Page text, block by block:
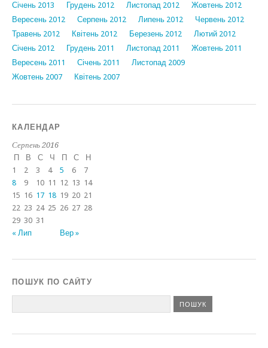
Січень 2013
Грудень 2012 Листопад 2012
Жовтень 2012
Вересень 2012
Серпень 2012 Липень 2012
Червень 2012
Травень 2012
Квітень 2012 Березень 2012
Лютий 2012
Січень 2012
Грудень 2011 Листопад 2011
Жовтень 2011
Вересень 2011
Січень 2011
Листопад 2009
Жовтень 2007
Квітень 2007
КАЛЕНДАР
Серпень 2016
П
В С Ч П С Н
« Лип Вер »
1 2 3 4 5 6
7
8
9 10 11 12 13 14
15 16 17 18 19 20 21
22 23 24 25 26 27 28
29 30 31
ПОШУК ПО САЙТУ